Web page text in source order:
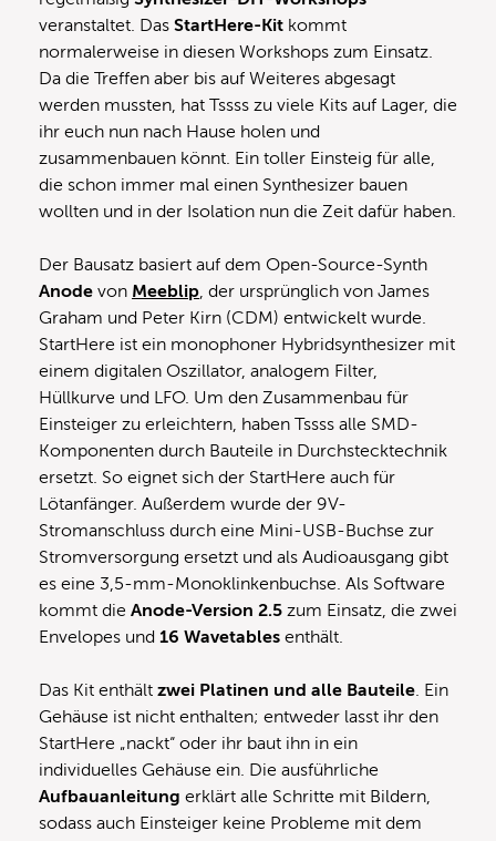
veranstaltet. Das StartHere-Kit kommt
normalerweise in diesen Workshops zum Einsatz.
Da die Treffen aber bis auf Weiteres abgesagt
werden mussten, hat Tssss zu viele Kits auf Lager, die
ihr euch nun nach Hause holen und
zusammenbauen könnt. Ein toller Einsteig für alle,
die schon immer mal einen Synthesizer bauen
wollten und in der Isolation nun die Zeit dafür haben.
Der Bausatz basiert auf dem Open-Source-Synth
Anode von Meeblip, der ursprünglich von James
Graham und Peter Kirn (CDM) entwickelt wurde.
StartHere ist ein monophoner Hybridsynthesizer mit
einem digitalen Oszillator, analogem Filter,
Hüllkurve und LFO. Um den Zusammenbau für
Einsteiger zu erleichtern, haben Tssss alle SMD-
Komponenten durch Bauteile in Durchstecktechnik
ersetzt. So eignet sich der StartHere auch für
Lötanfänger. Außerdem wurde der 9V-
Stromanschluss durch eine Mini-USB-Buchse zur
Stromversorgung ersetzt und als Audioausgang gibt
es eine 3,5-mm-Monoklinkenbuchse. Als Software
kommt die Anode-Version 2.5 zum Einsatz, die zwei
Envelopes und 16 Wavetables enthält.
Das Kit enthält zwei Platinen und alle Bauteile. Ein
Gehäuse ist nicht enthalten; entweder lasst ihr den
StartHere „nackt“ oder ihr baut ihn in ein
individuelles Gehäuse ein. Die ausführliche
Aufbauanleitung erklärt alle Schritte mit Bildern,
sodass auch Einsteiger keine Probleme mit dem